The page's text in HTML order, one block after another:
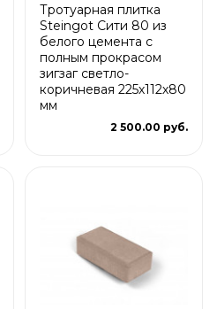
Тротуарная плитка
Steingot Сити 80 из
белого цемента с
полным прокрасом
зигзаг светло-
коричневая 225х112х80
мм
2 500.00 руб.